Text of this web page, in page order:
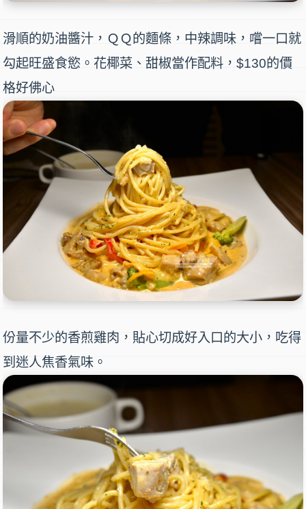
滑順的奶油醬汁，ＱＱ的麵條，中辣調味，嚐一口就
勾起旺盛食慾。花椰菜、甜椒當作配料，$130的價
格好佛心
份量不少的香煎雞肉，貼心切成好入口的大小，吃得
到迷人焦香氣味。